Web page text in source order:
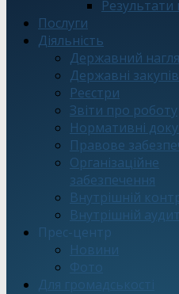
Результати
Послуги
Діяльність
Державний
Державні
Реєстри
Звіти про роботу
Нормативні
Правове
Організаційне
забезпечення
Внутрішній
Внутрішній аудит
Прес-центр
Новини
Фото
Для громадськості